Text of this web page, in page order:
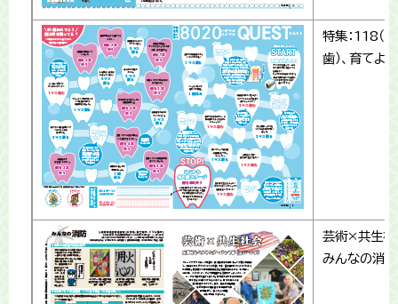
特集：118（
歯）、育てよ！
芸術×共生社
みんなの消防